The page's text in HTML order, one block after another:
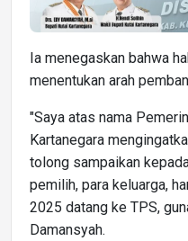
Ia menegaskan bahwa
menentukan arah
"Saya atas nama
Kartanegara
tolong sampaikan
pemilih, para keluarga,
2025 datang ke TPS,
Damansyah.